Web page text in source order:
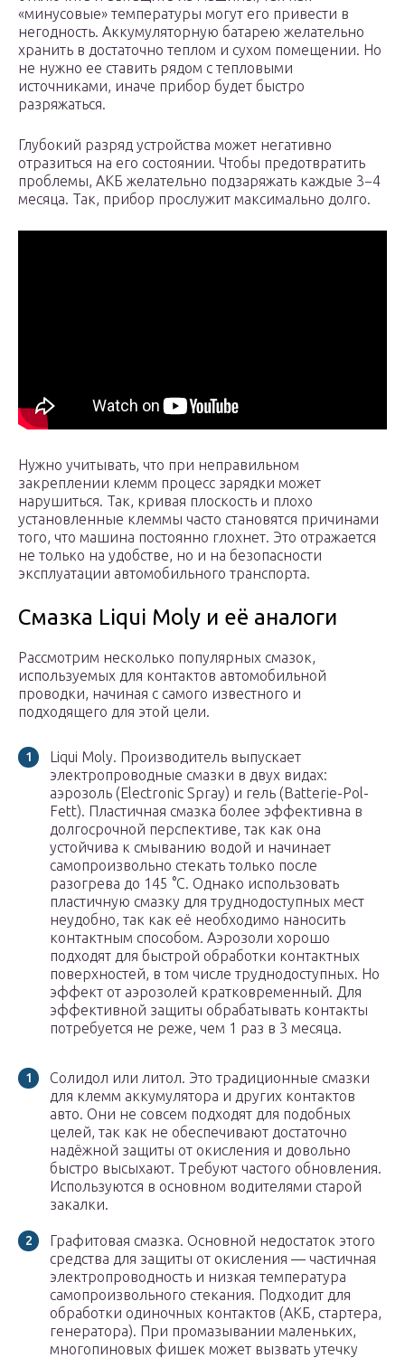
«минусовые» температуры могут его привести в
негодность. Аккумуляторную батарею желательно
хранить в достаточно теплом и сухом помещении. Но
не нужно ее ставить рядом с тепловыми
источниками, иначе прибор будет быстро
разряжаться.
Глубокий разряд устройства может негативно
отразиться на его состоянии. Чтобы предотвратить
проблемы, АКБ желательно подзаряжать каждые 3−4
месяца. Так, прибор прослужит максимально долго.
Нужно учитывать, что при неправильном
закреплении клемм процесс зарядки может
нарушиться. Так, кривая плоскость и плохо
установленные клеммы часто становятся причинами
того, что машина постоянно глохнет. Это отражается
не только на удобстве, но и на безопасности
эксплуатации автомобильного транспорта.
Смазка Liqui Moly и её аналоги
Рассмотрим несколько популярных смазок,
используемых для контактов автомобильной
проводки, начиная с самого известного и
подходящего для этой цели.
Liqui Moly. Производитель выпускает
электропроводные смазки в двух видах:
аэрозоль (Electronic Spray) и гель (Batterie-Pol-
Fett). Пластичная смазка более эффективна в
долгосрочной перспективе, так как она
устойчива к смыванию водой и начинает
самопроизвольно стекать только после
разогрева до 145 °C. Однако использовать
пластичную смазку для труднодоступных мест
неудобно, так как её необходимо наносить
контактным способом. Аэрозоли хорошо
подходят для быстрой обработки контактных
поверхностей, в том числе труднодоступных. Но
эффект от аэрозолей кратковременный. Для
эффективной защиты обрабатывать контакты
потребуется не реже, чем 1 раз в 3 месяца.
Солидол или литол. Это традиционные смазки
для клемм аккумулятора и других контактов
авто. Они не совсем подходят для подобных
целей, так как не обеспечивают достаточно
надёжной защиты от окисления и довольно
быстро высыхают. Требуют частого обновления.
Используются в основном водителями старой
закалки.
Графитовая смазка. Основной недостаток этого
средства для защиты от окисления — частичная
электропроводность и низкая температура
самопроизвольного стекания. Подходит для
обработки одиночных контактов (АКБ, стартера,
генератора). При промазывании маленьких,
многопиновых фишек может вызвать утечку